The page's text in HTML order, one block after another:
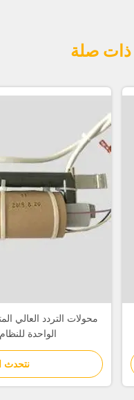
ذات صلة
محولات التردد العالي
الواحدة
نتحدث